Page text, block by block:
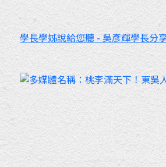
學長學姊說給您聽 - 吳彥輝學長分享